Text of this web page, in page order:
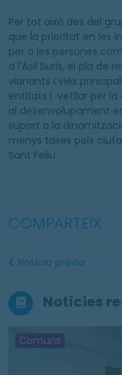
Per tot això des del
que la prioritat en les
per a les persones
a l’Asil Suris, el pla de
vianants i vies
entitats i vetllar per la
al desenvolupament
suport a la
menys taxes pels
Sant Feliu.
COMPARTEIX
Notícia prèvia
Notícies
Comuns